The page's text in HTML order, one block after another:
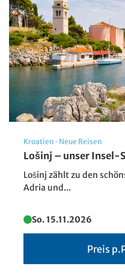
© rolf_52 -
Kroatien · Neue Reisen
Lošinj – unser Insel-
Lošinj zählt zu den
Adria und...
So. 15.11.2026
Preis